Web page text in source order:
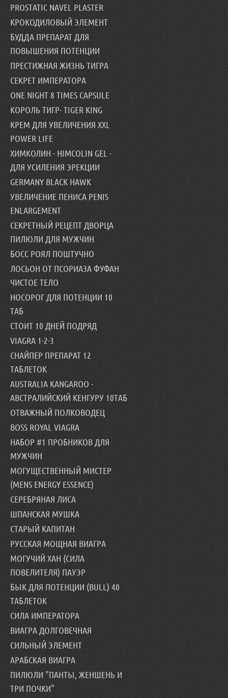
PROSTATIC NAVEL PLASTER
КРОКОДИЛОВЫЙ ЭЛЕМЕНТ
БУДДА ПРЕПАРАТ ДЛЯ
ПОВЫШЕНИЯ ПОТЕНЦИИ
ПРЕСТИЖНАЯ ЖИЗНЬ ТИГРА
СЕКРЕТ ИМПЕРАТОРА
ONE NIGHT 8 TIMES CAPSULE
КОРОЛЬ ТИГР- TIGER KING
КРЕМ ДЛЯ УВЕЛИЧЕНИЯ XXL
POWER LIFE
ХИМКОЛИН - HIMCOLIN GEL -
ДЛЯ УСИЛЕНИЯ ЭРЕКЦИИ
GERMANY BLACK HAWK
УВЕЛИЧЕНИЕ ПЕНИСА PENIS
ENLARGEMENT
СЕКРЕТНЫЙ РЕЦЕПТ ДВОРЦА
ПИЛЮЛИ ДЛЯ МУЖЧИН
БОСС РОЯЛ ПОШТУЧНО
ЛОСЬОН ОТ ПСОРИАЗА ФУФАН
ЧИСТОЕ ТЕЛО
НОСОРОГ ДЛЯ ПОТЕНЦИИ 10
ТАБ
СТОИТ 10 ДНЕЙ ПОДРЯД
VIAGRA 1-2-3
СНАЙПЕР ПРЕПАРАТ 12
ТАБЛЕТОК
AUSTRALIA KANGAROO -
АВСТРАЛИЙСКИЙ КЕНГУРУ 10ТАБ
ОТВАЖНЫЙ ПОЛКОВОДЕЦ
BOSS ROYAL VIAGRA
НАБОР #1 ПРОБНИКОВ ДЛЯ
МУЖЧИН
МОГУЩЕСТВЕННЫЙ МИСТЕР
(MENS ENERGY ESSENCE)
СЕРЕБРЯНАЯ ЛИСА
ШПАНСКАЯ МУШКА
СТАРЫЙ КАПИТАН
РУССКАЯ МОЩНАЯ ВИАГРА
МОГУЧИЙ ХАН (СИЛА
ПОВЕЛИТЕЛЯ) ПАУЭР
БЫК ДЛЯ ПОТЕНЦИИ (BULL) 40
ТАБЛЕТОК
СИЛА ИМПЕРАТОРА
ВИАГРА ДОЛГОВЕЧНАЯ
СИЛЬНЫЙ ЭЛЕМЕНТ
АРАБСКАЯ ВИАГРА
ПИЛЮЛИ "ПАНТЫ, ЖЕНШЕНЬ И
ТРИ ПОЧКИ"